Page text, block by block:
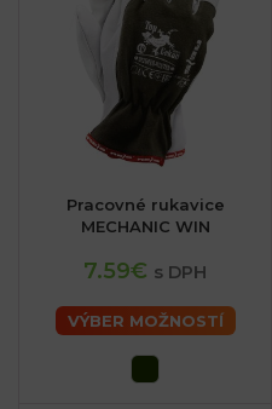
Pracovné rukavice
MECHANIC WIN
7.59€ s DPH
VÝBER MOŽNOSTÍ